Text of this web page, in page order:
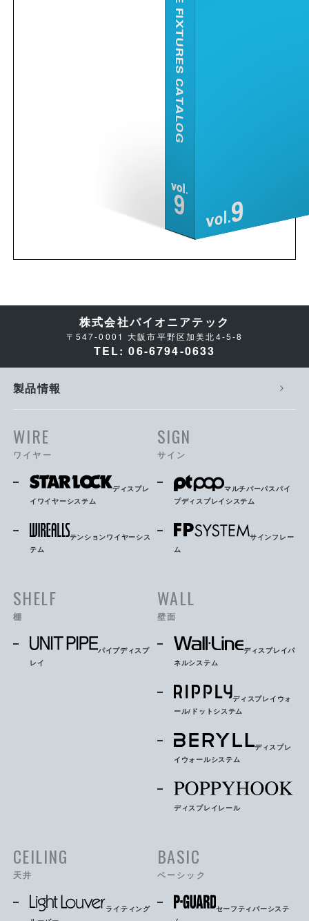
株式会社パイオニアテック
〒547-0001 大阪市平野区加美北4-5-8
TEL: 06-6794-0633
製品情報
WIRE
ワイヤー
ディスプレ
イワイヤーシステム
テンションワイヤーシス
テム
SIGN
サイン
マルチパーパスパイ
プディスプレイシステム
サインフレー
ム
SHELF
棚
パイプディスプ
レイ
WALL
壁面
ディスプレイパ
ネルシステム
ディスプレイウォ
ール/ドットシステム
ディスプレ
イウォールシステム
ディスプレイレール
CEILING
天井
ライティング
BASIC
ベーシック
セーフティバーシステ